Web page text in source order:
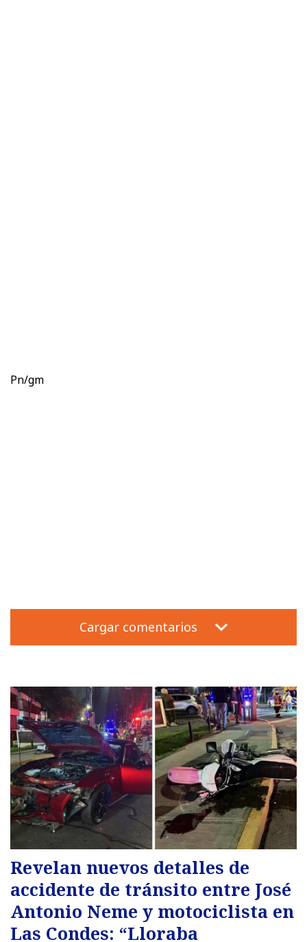
Pn/gm
Cargar comentarios
Revelan nuevos detalles de
accidente de tránsito entre José
Antonio Neme y motociclista en
Las Condes: “Lloraba